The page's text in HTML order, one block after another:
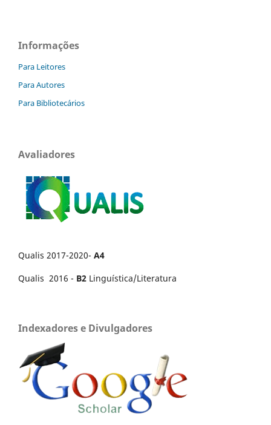
Informações
Para Leitores
Para Autores
Para Bibliotecários
Avaliadores
Qualis 2017-2020- A4
Qualis 2016 - B2 Linguística/Literatura
Indexadores e Divulgadores